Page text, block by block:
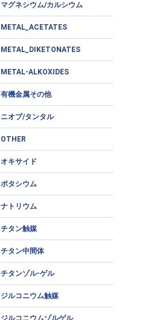
マグネシウム/カルシウム
METAL_ACETATES
METAL_DIKETONATES
METAL-ALKOXIDES
有機金属その他
ニオブ/タンタル
OTHER
オキサイド
ポタシウム
ナトリウム
チタン触媒
チタン中間体
チタンゾル-ゲル
ジルコニウム触媒